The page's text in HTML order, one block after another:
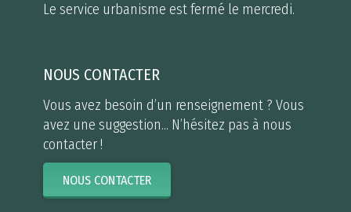
Le service urbanisme est fermé le mercredi.
NOUS CONTACTER
Vous avez besoin d’un renseignement ? Vous
avez une suggestion... N’hésitez pas à nous
contacter !
NOUS CONTACTER